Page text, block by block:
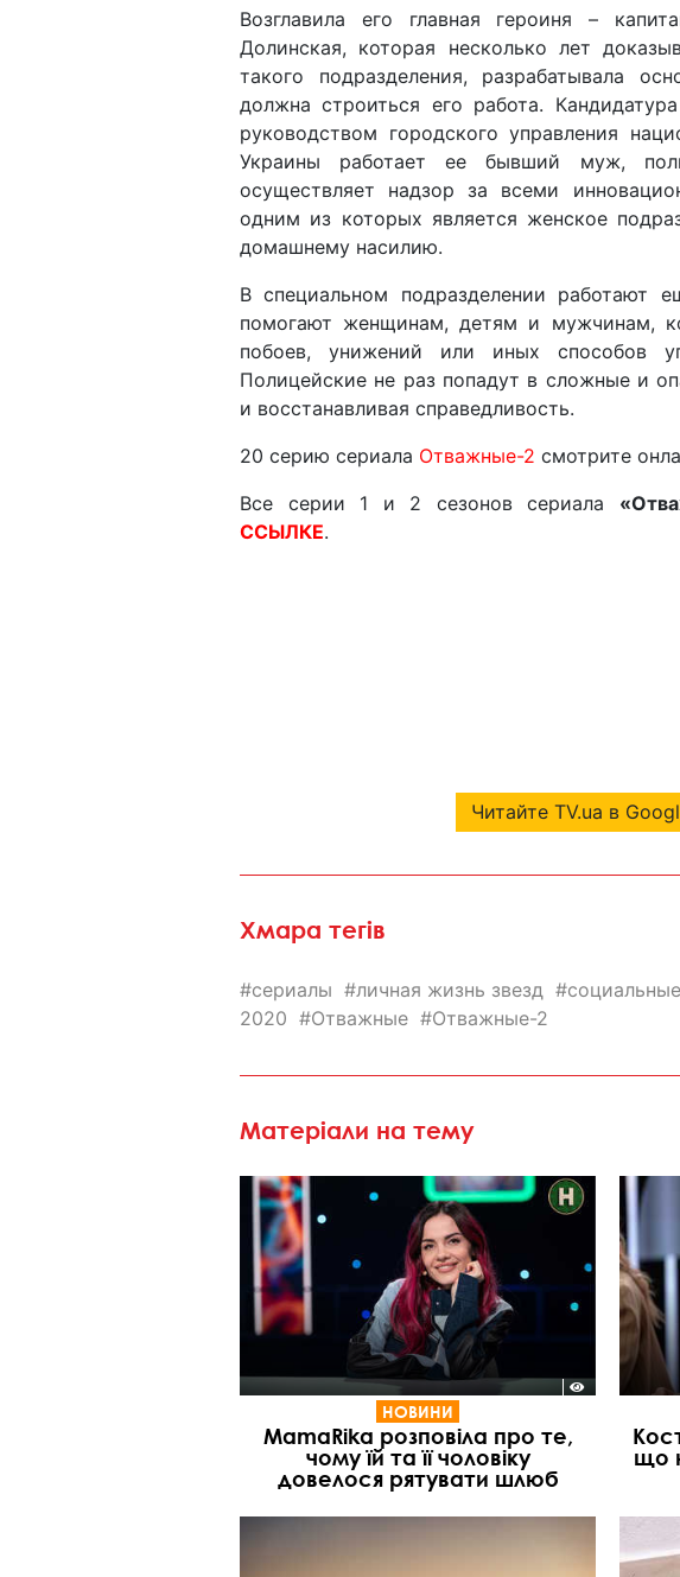
Возглавила его главная героиня –
Долинская, которая несколько лет
такого подразделения, разрабатывала
должна строиться его работа.
руководством городского управления
Украины работает ее бывший муж,
осуществляет надзор за всеми
одним из которых является женское
домашнему насилию.
В специальном подразделении работают
помогают женщинам, детям и мужчинам,
побоев, унижений или иных способов
Полицейские не раз попадут в сложные и
и восстанавливая справедливость.
20 серию сериала Отважные-2 смотрите
Все серии 1 и 2 сезонов сериала
ССЫЛКЕ.
Читайте TV.ua в
Хмара тегів
сериалы личная жизнь звезд
2020
Отважные Отважные-2
Матеріали на тему
НОВИНИ
MamaRika розповіла про те,
чому їй та її чоловіку
довелося рятувати шлюб
що